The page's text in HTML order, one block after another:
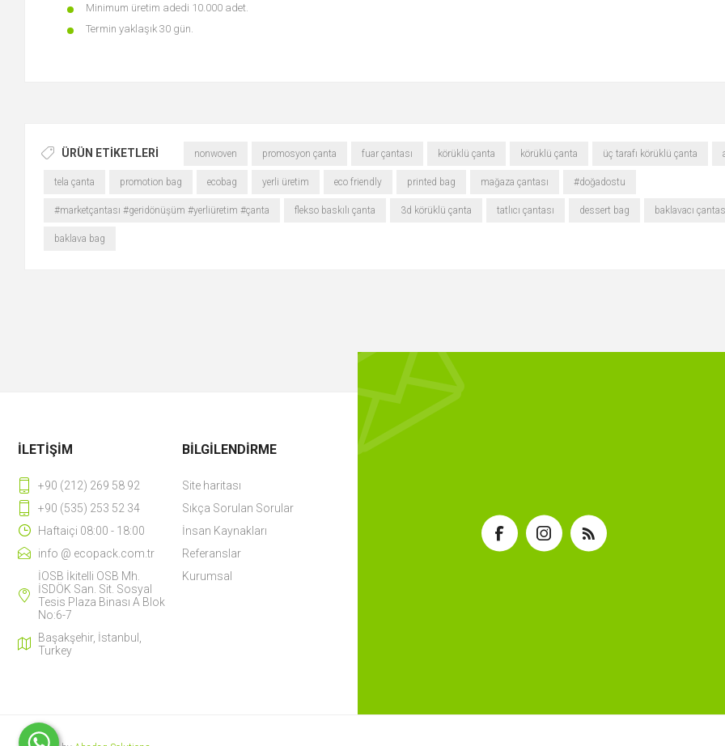
Minimum üretim adedi 10.000 adet.
Termin yaklaşık 30 gün.
ÜRÜN ETIKETLERI nonwoven promosyon çanta fuar çantası körüklü çanta körüklü çanta üç tarafı körüklü çanta
tela çanta promotion bag ecobag yerli üretim eco friendly printed bag mağaza çantası #doğadostu
#marketçantası #geridönüşüm #yerliüretim #çanta flekso baskılı çanta 3d körüklü çanta tatlıcı çantası dessert bag baklavacı
baklava bag
İLETIŞIM
+90 (212) 269 58 92
+90 (535) 253 52 34
Haftaiçi 08:00 - 18:00
info @ ecopack.com.tr
İOSB İkitelli OSB Mh.
İSDÖK San. Sit. Sosyal
Tesis Plaza Binası A Blok
No:6-7
Başakşehir, İstanbul,
Turkey
BILGILENDIRME
Site haritası
Sıkça Sorulan Sorular
İnsan Kaynakları
Referanslar
Kurumsal